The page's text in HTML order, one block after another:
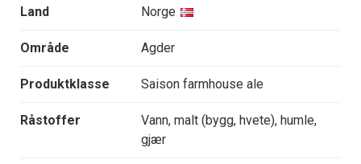
Land Norge
Område Agder
Produktklasse Saison farmhouse ale
Råstoffer
Vann, malt (bygg, hvete), humle,
gjær